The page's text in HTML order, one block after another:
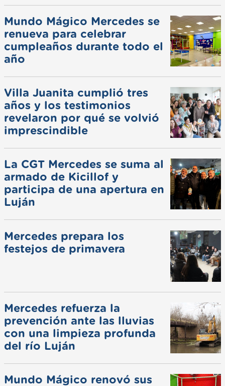
Mundo Mágico Mercedes se
renueva para celebrar
cumpleaños durante todo el
año
Villa Juanita cumplió tres
años y los testimonios
revelaron por qué se volvió
imprescindible
La CGT Mercedes se suma al
armado de Kicillof y
participa de una apertura en
Luján
Mercedes prepara los
festejos de primavera
Mercedes refuerza la
prevención ante las lluvias
con una limpieza profunda
del río Luján
Mundo Mágico renovó sus